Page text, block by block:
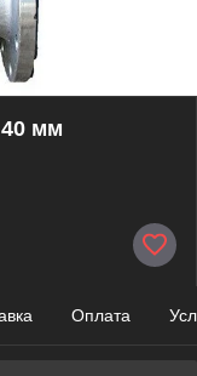
мм
Оплата